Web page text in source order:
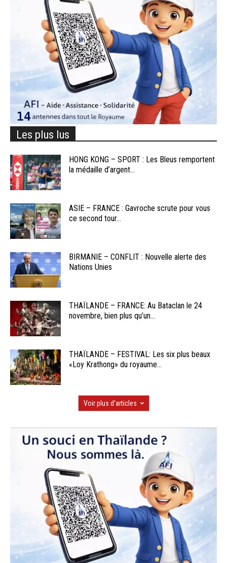
Les plus lus
HONG KONG – SPORT : Les Bleus remportent
la médaille d’argent...
ASIE – FRANCE : Gavroche scrute pour vous
ce second tour...
BIRMANIE – CONFLIT : Nouvelle alerte des
Nations Unies
THAÏLANDE – FRANCE: Au Bataclan le 24
novembre, bien plus qu’un...
THAÏLANDE – FESTIVAL: Les six plus beaux
«Loy Krathong» du royaume...
Voir plus d'articles